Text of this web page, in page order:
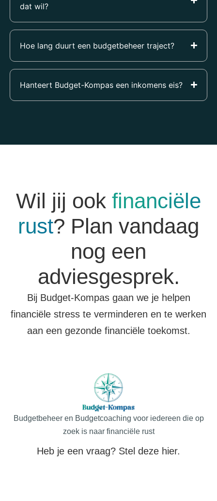
dat wil?
Hoe lang duurt een budgetbeheer traject?
Hanteert Budget-Kompas een inkomens eis?
Wil jij ook financiële
rust? Plan vandaag
nog een
adviesgesprek.
Bij Budget-Kompas gaan we je helpen
financiële stress te verminderen en te werken
aan een gezonde financiële toekomst.
Budgetbeheer en Budgetcoaching voor iedereen die op
zoek is naar financiële rust
Heb je een vraag? Stel deze hier.